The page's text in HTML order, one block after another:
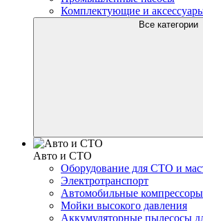
Комплектующие и
Все категории
Авто и СТО
Оборудование для СТО и
Электротранспорт
Автомобильные компрессоры
Мойки высокого давления
Аккумуляторные пылесосы